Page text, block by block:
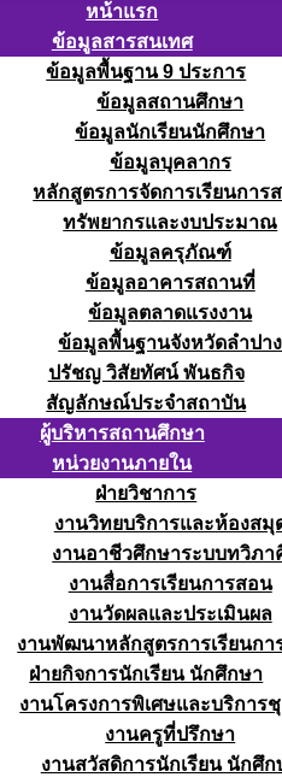
หน้าแรก
ข้อมูลสารสนเทศ
ข้อมูลพื้นฐาน 9 ประการ
ข้อมูลสถานศึกษา
ข้อมูลนักเรียนนักศึกษา
ข้อมูลบุคลากร
หลักสูตรการจัดการเรียนการ
ทรัพยากรและงบประมาณ
ข้อมูลครุภัณฑ์
ข้อมูลอาคารสถานที่
ข้อมูลตลาดแรงงาน
ข้อมูลพื้นฐานจังหวัดลำปาง
ปรัชญ วิสัยทัศน์ พันธกิจ
สัญลักษณ์ประจำสถาบัน
ผู้บริหารสถานศึกษา
หน่วยงานภายใน
ฝ่ายวิชาการ
งานวิทยบริการและห้องสมุ
งานอาชีวศึกษาระบบทวิภา
งานสื่อการเรียนการสอน
งานวัดผลและประเมินผล
งานพัฒนาหลักสูตรการเรียนกา
ฝ่ายกิจการนักเรียน นักศึกษา
งานโครงการพิเศษและบริการ
งานครูที่ปรึกษา
งานสวัสดิการนักเรียน นักศึก